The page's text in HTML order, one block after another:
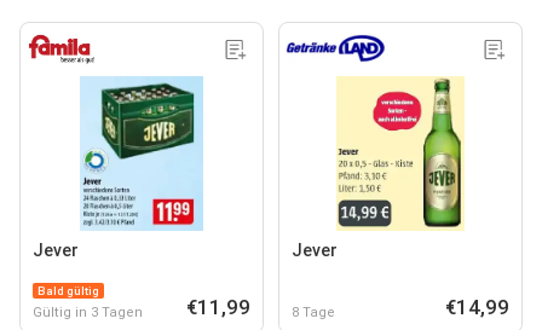
Jever
Bald gültig
Gültig in 3 Tagen €11,99
Jever
8 Tage €14,99